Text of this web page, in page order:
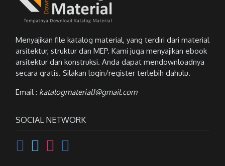
Menyajikan file katalog material, yang terdiri dari material
arsitektur, struktur dan MEP. Kami juga menyajikan ebook
arsitektur dan konstruksi. Anda dapat mendownloadnya
secara gratis. Silakan login/register terlebih dahulu.
Email : katalogmaterial1@gmail.com
SOCIAL NETWORK